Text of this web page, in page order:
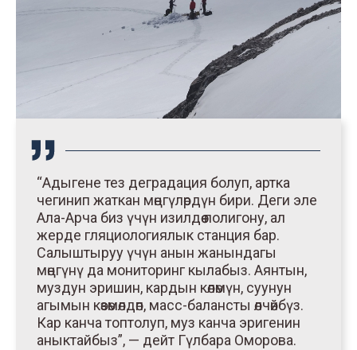
“Адыгене тез деградация болуп, артка
чегинип жаткан мөңгүлөрдүн бири. Деги эле
Ала-Арча биз үчүн изилдөө полигону, ал
жерде гляциологиялык станция бар.
Салыштыруу үчүн анын жанындагы
мөңгүнү да мониторинг кылабыз. Аянтын,
муздун эришин, кардын көлөмүн, суунун
агымын көзөмөлдөп, масс-балансты өлчөйбүз.
Кар канча топтолуп, муз канча эригенин
аныктайбыз”, — дейт Гүлбара Оморова.